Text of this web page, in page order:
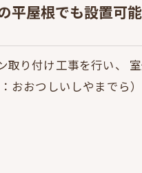
平屋根でも設置可
り付け工事を行い、
おおつしいしやまでら